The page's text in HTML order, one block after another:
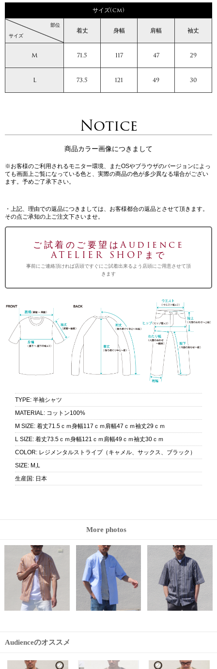
サイズ(cm)
サイズ
部位
着丈 身幅 肩幅 袖丈
M 71.5 117 47 29
L 73.5 121 49 30
Notice
商品カラー画像につきまして
※お客様のご利用されるモニター環境、またOSやブラウザのバージョンによっ
ても画面上ご覧になっている色と、実際の商品の色が多少異なる場合がござい
ます。予めご了承下さい。
・上記、理由での返品につきましては、お客様都合の返品とさせて頂きます。
その点ご承知の上ご注文下さいませ。
ご試着のご要望はAudience
ATELIER SHOPまで
事前にご連絡頂ければ店頭ですぐにご試着出来るよう店頭にご用意させて頂
きます
TYPE: 半袖シャツ
MATERIAL: コットン100%
M SIZE: 着丈71.5ｃｍ身幅117ｃｍ肩幅47ｃｍ袖丈29ｃｍ
L SIZE: 着丈73.5ｃｍ身幅121ｃｍ肩幅49ｃｍ袖丈30ｃｍ
COLOR: レジメンタルストライプ（キャメル、サックス、ブラック）
SIZE: M,L
生産国 : 日本
More photos
Audienceのオススメ